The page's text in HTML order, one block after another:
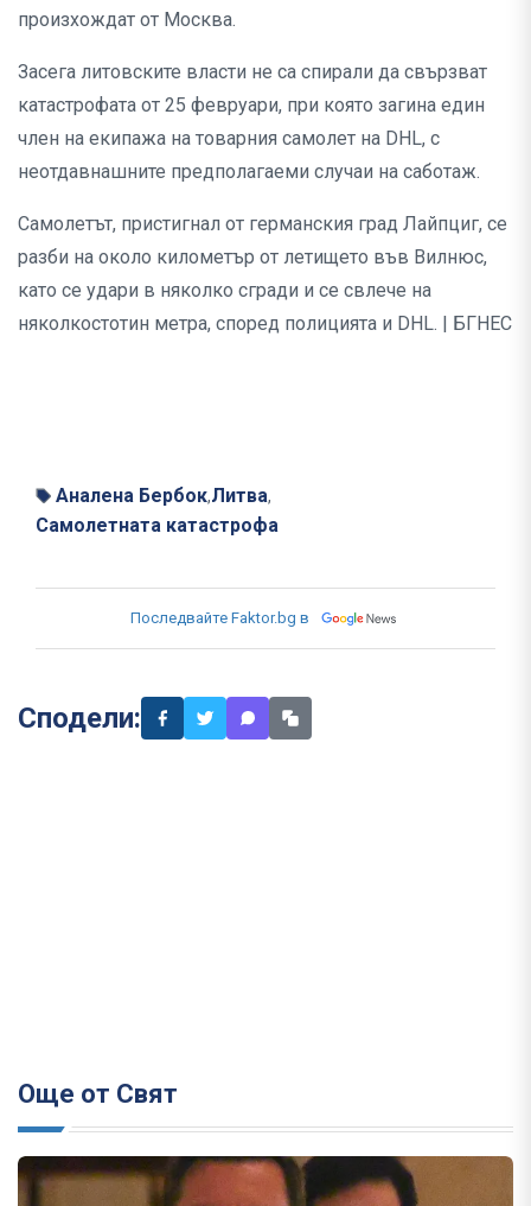
произхождат от Москва.
Засега литовските власти не са спирали да свързват
катастрофата от 25 февруари, при която загина един
член на екипажа на товарния самолет на DHL, с
неотдавнашните предполагаеми случаи на саботаж.
Самолетът, пристигнал от германския град Лайпциг, се
разби на около километър от летището във Вилнюс,
като се удари в няколко сгради и се свлече на
няколкостотин метра, според полицията и DHL. | БГНЕС
Аналена Бербок,Литва,
Самолетната катастрофа
Последвайте Faktor.bg в
Сподели:
Още от Свят